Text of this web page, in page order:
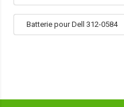
Batterie pour Dell 312-0584